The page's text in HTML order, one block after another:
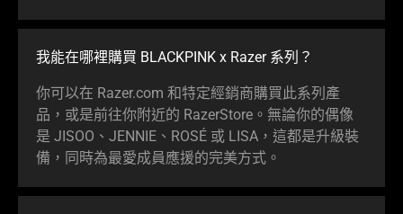
我能在哪裡購買 BLACKPINK x Razer 系列 ？
你可以在 Razer.com 和特定經銷商購買此系列產
品，或是前往你附近的 RazerStore。無論你的偶像
是 JISOO、JENNIE、ROSÉ 或 LISA，這都是升級裝
備，同時為最愛成員應援的完美方式 。